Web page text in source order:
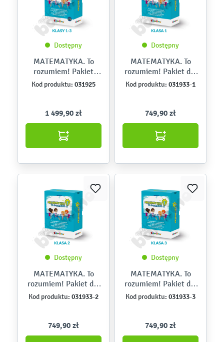
Dostępny
MATEMATYKA. To
rozumiem! Pakiet
szkolny dla klas I-III z
licencją dla 3
Kod produktu: 031925
1 499,90 zł
Dostępny
MATEMATYKA. To
rozumiem! Pakiet dla
klasy I – licencja dla 3
Kod produktu: 031933-1
749,90 zł
Dostępny
MATEMATYKA. To
rozumiem! Pakiet dla
klasy II – licencja dla
3 nauczycieli
Kod produktu: 031933-2
749,90 zł
Dostępny
MATEMATYKA. To
rozumiem! Pakiet dla
klasy III – licencja dla
3 nauczycieli
Kod produktu: 031933-3
749,90 zł